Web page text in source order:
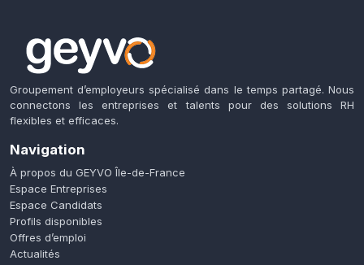
Groupement d’employeurs spécialisé dans le temps partagé. Nous
connectons les entreprises et talents pour des solutions RH
flexibles et efficaces.
Navigation
À propos du GEYVO Île-de-France
Espace Entreprises
Espace Candidats
Profils disponibles
Offres d’emploi
Actualités